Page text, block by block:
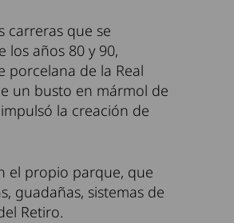
carreras que se
los años 80 y 90,
porcelana de la Real
un busto en mármol de
la creación de
el propio parque, que
guadañas, sistemas de
Retiro.